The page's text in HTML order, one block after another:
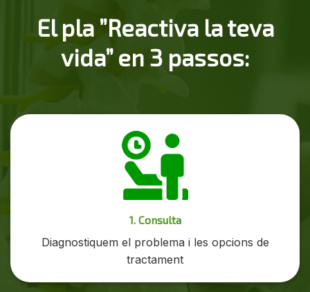
El pla ”Reactiva la teva
vida” en 3 passos:
1. Consulta
Diagnostiquem el problema i les opcions de
tractament